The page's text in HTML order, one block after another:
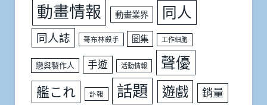
動畫情報 動畫業界 同人
同人誌 哥布林殺手 圖集 工作細胞
戀與製作人 手遊 活動情報 聲優
艦これ 訃報 話題 遊戲 銷量